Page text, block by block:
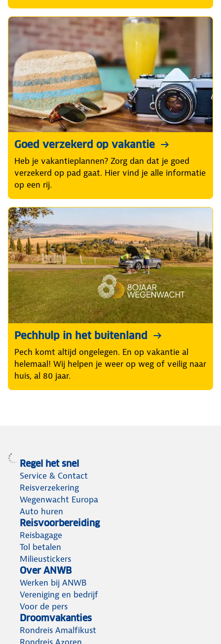
Goed verzekerd op vakantie
Heb je vakantieplannen? Zorg dan dat je goed
verzekerd op pad gaat. Hier vind je alle informatie
op een rij.
Pechhulp in het buitenland
Pech komt altijd ongelegen. En op vakantie al
helemaal! Wij helpen je weer op weg of veilig naar
huis, al 80 jaar.
Regel het snel
Service & Contact
Reisverzekering
Wegenwacht Europa
Auto huren
Reisvoorbereiding
Reisbagage
Tol betalen
Milieustickers
Over ANWB
Werken bij ANWB
Vereniging en bedrijf
Voor de pers
Droomvakanties
Rondreis Amalfikust